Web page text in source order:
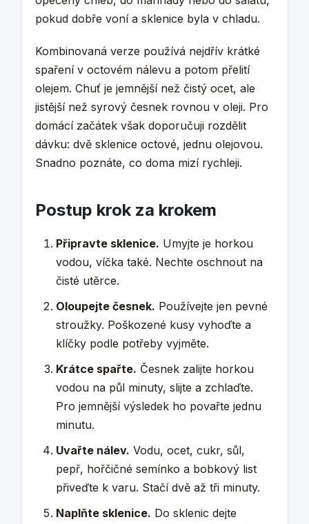
pokud dobře voní a sklenice byla v chladu.
Kombinovaná verze používá nejdřív krátké
spaření v octovém nálevu a potom přelití
olejem. Chuť je jemnější než čistý ocet, ale
jistější než syrový česnek rovnou v oleji. Pro
domácí začátek však doporučuji rozdělit
dávku: dvě sklenice octové, jednu olejovou.
Snadno poznáte, co doma mizí rychleji.
Postup krok za krokem
Připravte sklenice. Umyjte je horkou
vodou, víčka také. Nechte oschnout na
čisté utěrce.
Oloupejte česnek. Používejte jen pevné
stroužky. Poškozené kusy vyhoďte a
klíčky podle potřeby vyjměte.
Krátce spařte. Česnek zalijte horkou
vodou na půl minuty, slijte a zchlaďte.
Pro jemnější výsledek ho povařte jednu
minutu.
Uvařte nálev. Vodu, ocet, cukr, sůl,
pepř, hořčičné semínko a bobkový list
přiveďte k varu. Stačí dvě až tři minuty.
Naplňte sklenice. Do sklenic dejte